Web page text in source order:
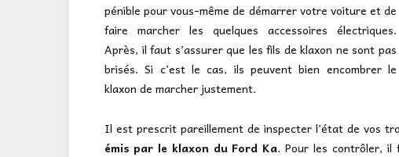
pénible pour vous-même de démarrer votre voiture et de
faire marcher les quelques accessoires électriques.
Après, il faut s’assurer que les fils de klaxon ne sont pas
brisés. Si c’est le cas, ils peuvent bien encombrer le
klaxon de marcher justement.
Il est prescrit pareillement de inspecter l’état de vos
émis par le klaxon du Ford Ka. Pour les contrôler, il